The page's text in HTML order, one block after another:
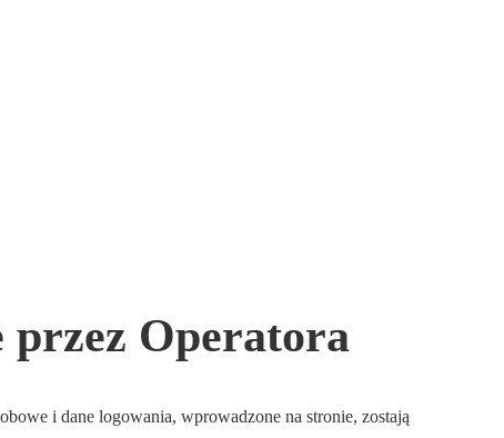
przez Operatora
i dane logowania, wprowadzone na stronie, zostają